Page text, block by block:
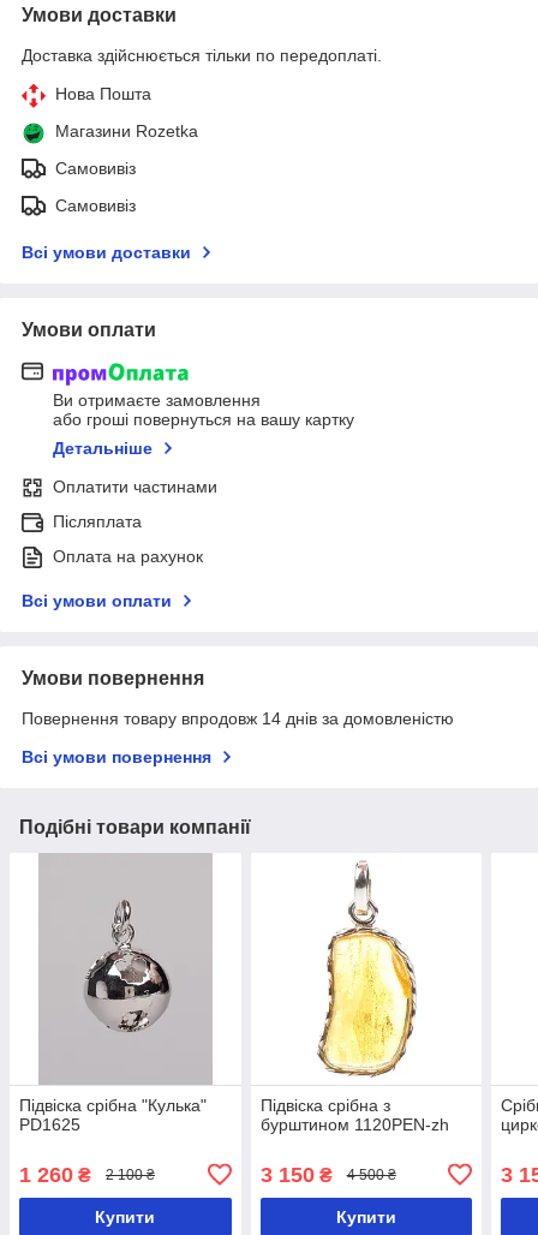
Умови доставки
Доставка здійснюється тільки по передоплаті.
Нова Пошта
Магазини Rozetka
Самовивіз
Самовивіз
Всі умови доставки
Умови оплати
Ви отримаєте замовлення
або гроші повернуться на вашу картку
Детальніше
Оплатити частинами
Післяплата
Оплата на рахунок
Всі умови оплати
Умови повернення
Повернення товару впродовж 14 днів за домовленістю
Всі умови повернення
Подібні товари компанії
Підвіска срібна "Кулька"
РD1625
1 260 ₴ 2 100 ₴
Купити
Підвіска срібна з
бурштином 1120PEN-zh
3 150₴ 4 500 ₴
Купити
3